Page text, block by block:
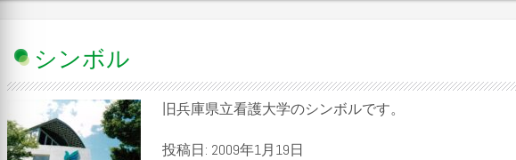
シンボル
旧兵庫県立看護大学のシンボルです。
投稿日: 2009年1月19日